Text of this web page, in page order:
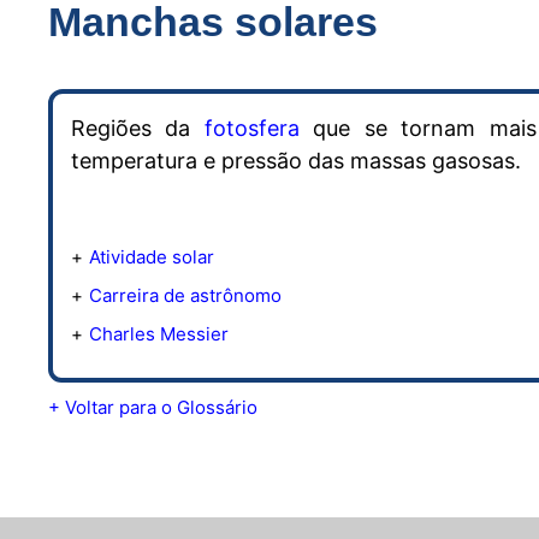
Manchas solares
Regiões da fotosfera que se tornam
temperatura e pressão das massas gasosas.
Atividade solar
Carreira de astrônomo
Charles Messier
+ Voltar para o Glossário